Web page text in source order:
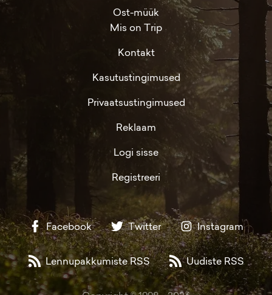
Ost-müük
Mis on Trip
Kontakt
Kasutustingimused
Privaatsustingimused
Reklaam
Logi sisse
Registreeri
Facebook Twitter Instagram
Lennupakkumiste RSS Uudiste RSS